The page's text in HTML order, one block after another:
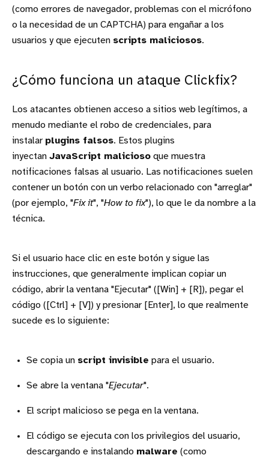
(como errores de navegador, problemas con el micrófono
o la necesidad de un CAPTCHA) para engañar a los
usuarios y que ejecuten scripts maliciosos.
¿Cómo funciona un ataque Clickfix?
Los atacantes obtienen acceso a sitios web legítimos, a
menudo mediante el robo de credenciales, para
instalar plugins falsos. Estos plugins
inyectan JavaScript malicioso que muestra
notificaciones falsas al usuario. Las notificaciones suelen
contener un botón con un verbo relacionado con "arreglar"
(por ejemplo, "Fix it", "How to fix"), lo que le da nombre a la
técnica.
Si el usuario hace clic en este botón y sigue las
instrucciones, que generalmente implican copiar un
código, abrir la ventana "Ejecutar" ([Win] + [R]), pegar el
código ([Ctrl] + [V]) y presionar [Enter], lo que realmente
sucede es lo siguiente:
Se copia un script invisible para el usuario.
Se abre la ventana "Ejecutar".
El script malicioso se pega en la ventana.
El código se ejecuta con los privilegios del usuario,
descargando e instalando malware (como